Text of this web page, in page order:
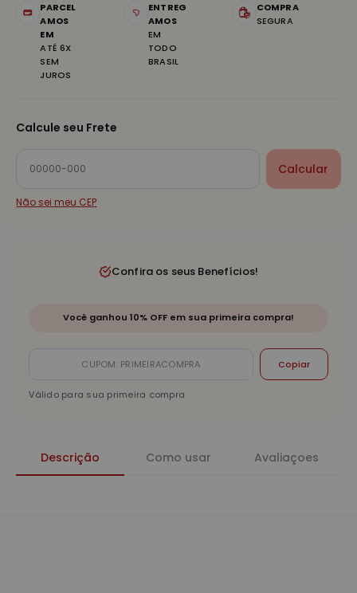
PARCEL
AMOS
EM
ATÉ 6X
SEM
JUROS
ENTREG
AMOS
EM
TODO
BRASIL
COMPRA
SEGURA
Calcule seu Frete
Calcular
Não sei meu CEP
Confira os seus Benefícios!
Você ganhou 10% OFF em sua primeira compra!
Copiar
Válido para sua primeira compra
Descrição Como usar Avaliaçoes